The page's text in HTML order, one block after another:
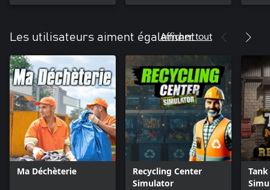
Les utilisateurs aiment également
Afficher tout
Ma Déchèterie
Recycling Center
Simulator